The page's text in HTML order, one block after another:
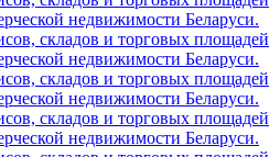
недвижимости Беларуси.
складов и торговых площадей
недвижимости Беларуси.
складов и торговых площадей
недвижимости Беларуси.
складов и торговых площадей
недвижимости Беларуси.